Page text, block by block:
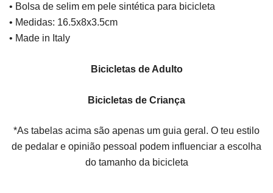
• Bolsa de selim em pele sintética para bicicleta
• Medidas: 16.5x8x3.5cm
• Made in Italy
Bicicletas de Adulto
Bicicletas de Criança
*As tabelas acima são apenas um guia geral. O teu estilo
de pedalar e opinião pessoal podem influenciar a escolha
do tamanho da bicicleta